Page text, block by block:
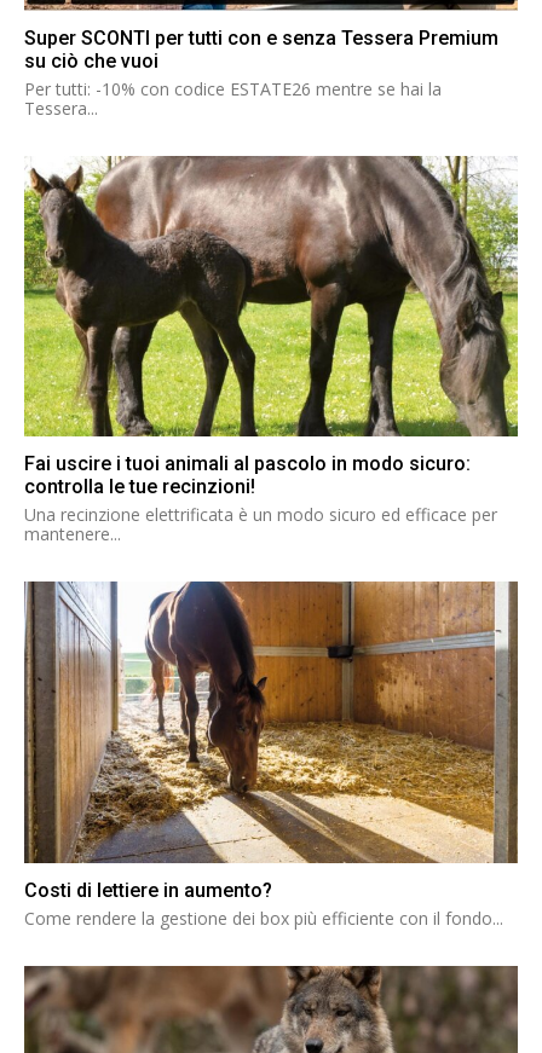
Super SCONTI per tutti con e senza Tessera Premium
su ciò che vuoi
Per tutti: -10% con codice ESTATE26 mentre se hai la
Tessera...
Fai uscire i tuoi animali al pascolo in modo sicuro:
controlla le tue recinzioni!
Una recinzione elettrificata è un modo sicuro ed efficace per
mantenere...
Costi di lettiere in aumento?
Come rendere la gestione dei box più efficiente con il fondo...